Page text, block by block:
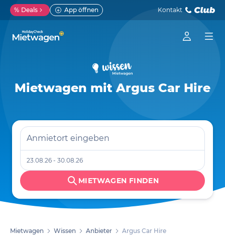
% Deals App öffnen Kontakt
Mietwagen mit Argus Car Hire
Anmietort eingeben
23.08.26 - 30.08.26
MIETWAGEN FINDEN
Mietwagen Wissen Anbieter Argus Car Hire